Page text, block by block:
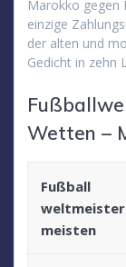
Marokko gegen
einzige
der alten und
Gedicht in zehn
Wetten –
Fußball
weltmeister
meisten